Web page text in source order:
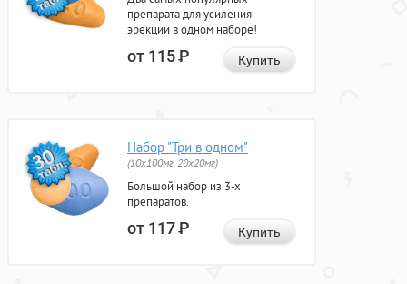
препарата для усиления
эрекции в одном наборе!
от 115Р Купить
Набор "Три в одном"
(10x100мг, 20x20мг)
Большой набор из 3-х
препаратов.
от 117Р Купить